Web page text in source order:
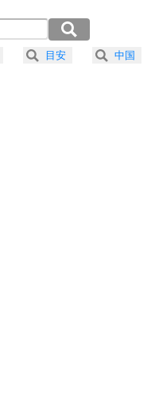
りを優しさで表現する。
目安 中国